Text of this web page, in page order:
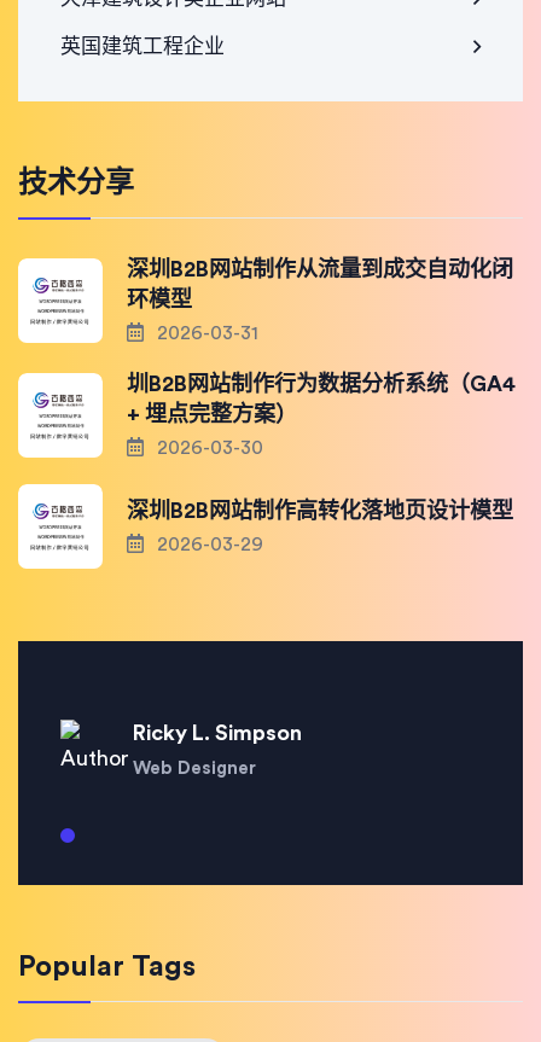
英国建筑工程企业
技术分享
深圳B2B网站制作从流量到成交自动化闭
环模型
2026-03-31
圳B2B网站制作行为数据分析系统（GA4
+ 埋点完整方案）
2026-03-30
深圳B2B网站制作高转化落地页设计模型
2026-03-29
Ricky L. Simpson
Web Designer
Popular Tags